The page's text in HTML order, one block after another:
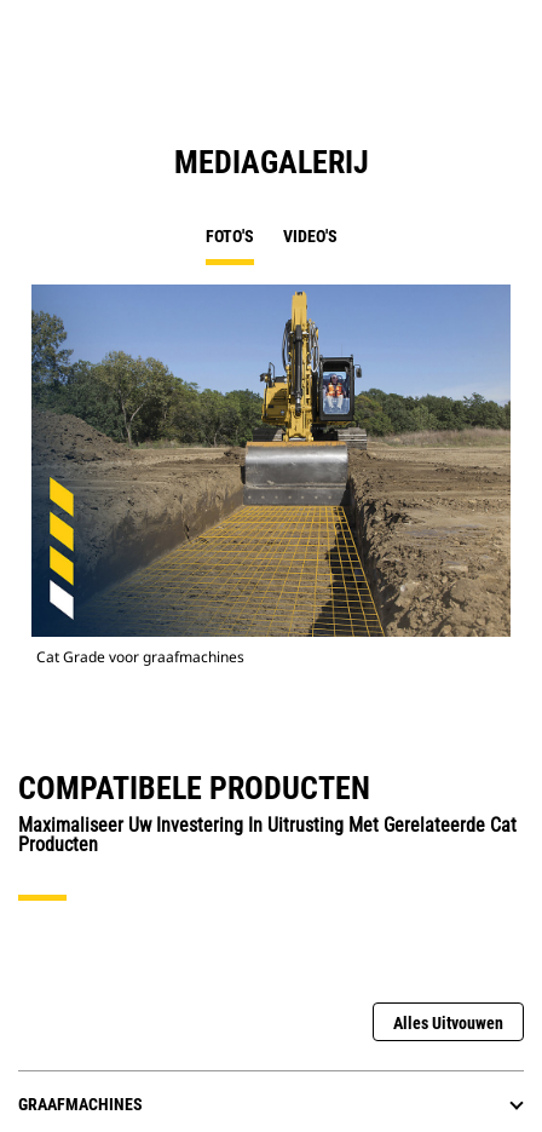
MEDIAGALERIJ
FOTO'S VIDEO'S
Cat Grade voor graafmachines
COMPATIBELE PRODUCTEN
Maximaliseer Uw Investering In Uitrusting Met Gerelateerde Cat
Producten
Alles Uitvouwen
GRAAFMACHINES